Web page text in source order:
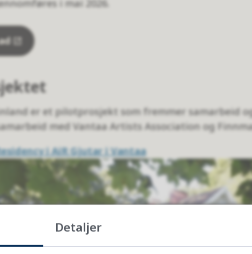
i mai 2026.
er et pilotprosjekt som fremmer samarbeid
med Vantaa Artists Association og
i AiR Gjutar i Vantaa
Detaljer